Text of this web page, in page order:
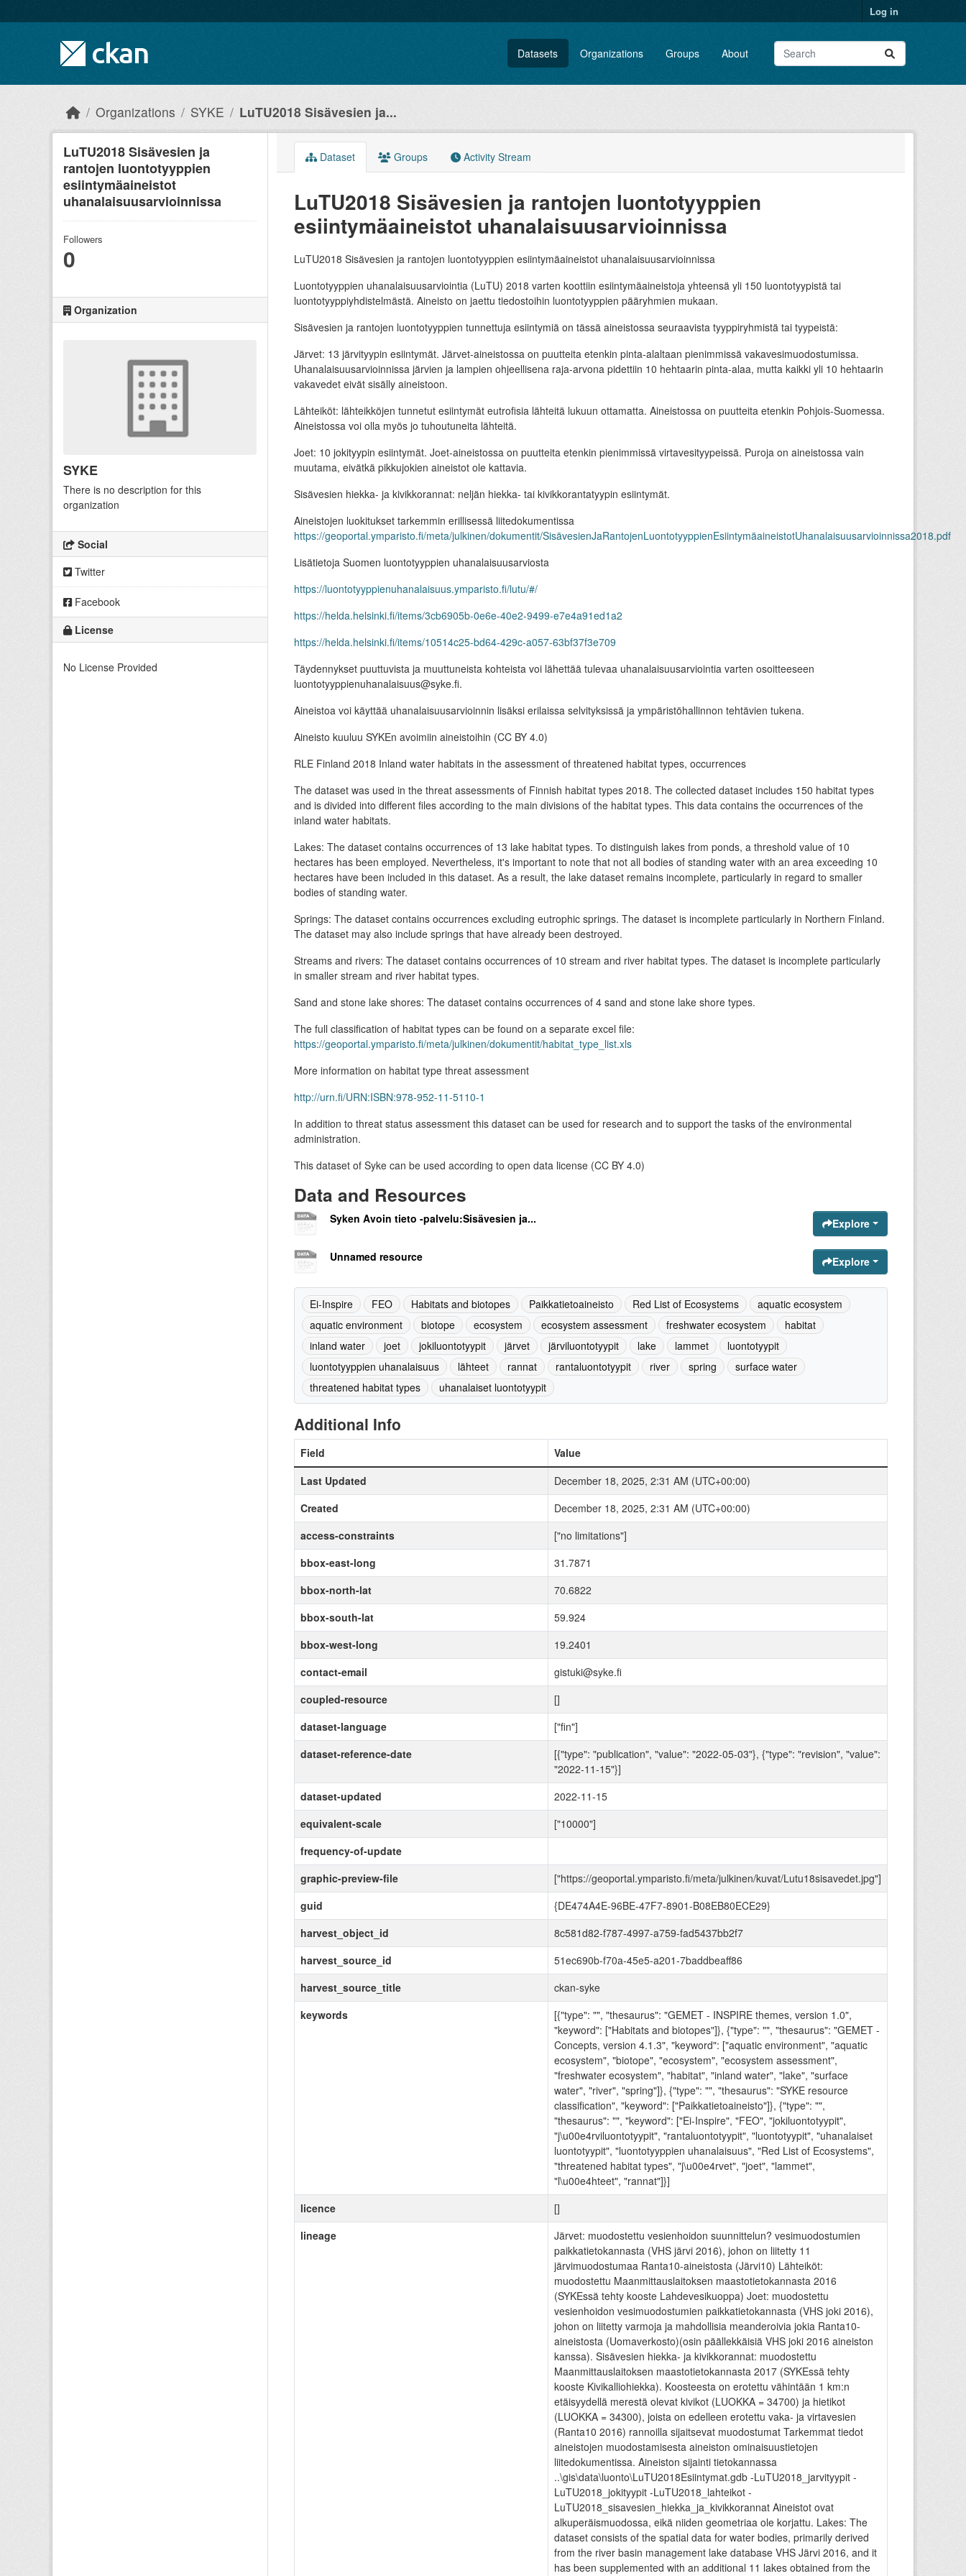
Log in
Datasets Organizations Groups About
Organizations SYKE LuTU2018 Sisävesien ja...
LuTU2018 Sisävesien ja
rantojen luontotyyppien
esiintymäaineistot
uhanalaisuusarvioinnissa
Followers
0
Organization
SYKE
There is no description for this
organization
Social
Twitter
Facebook
License
No License Provided
Dataset Groups Activity Stream
LuTU2018 Sisävesien ja rantojen luontotyyppien
esiintymäaineistot uhanalaisuusarvioinnissa
LuTU2018 Sisävesien ja rantojen luontotyyppien esiintymäaineistot uhanalaisuusarvioinnissa
Luontotyyppien uhanalaisuusarviointia (LuTU) 2018 varten koottiin esiintymäaineistoja yhteensä yli 150 luontotyypistä tai
luontotyyppiyhdistelmästä. Aineisto on jaettu tiedostoihin luontotyyppien pääryhmien mukaan.
Sisävesien ja rantojen luontotyyppien tunnettuja esiintymiä on tässä aineistossa seuraavista tyyppiryhmistä tai tyypeistä:
Järvet: 13 järvityypin esiintymät. Järvet-aineistossa on puutteita etenkin pinta-alaltaan pienimmissä vakavesimuodostumissa.
Uhanalaisuusarvioinnissa järvien ja lampien ohjeellisena raja-arvona pidettiin 10 hehtaarin pinta-alaa, mutta kaikki yli 10 hehtaarin
vakavedet eivät sisälly aineistoon.
Lähteiköt: lähteikköjen tunnetut esiintymät eutrofisia lähteitä lukuun ottamatta. Aineistossa on puutteita etenkin Pohjois-Suomessa.
Aineistossa voi olla myös jo tuhoutuneita lähteitä.
Joet: 10 jokityypin esiintymät. Joet-aineistossa on puutteita etenkin pienimmissä virtavesityypeissä. Puroja on aineistossa vain
muutama, eivätkä pikkujokien aineistot ole kattavia.
Sisävesien hiekka- ja kivikkorannat: neljän hiekka- tai kivikkorantatyypin esiintymät.
Aineistojen luokitukset tarkemmin erillisessä liitedokumentissa
https://geoportal.ymparisto.fi/meta/julkinen/dokumentit/SisävesienJaRantojenLuontotyyppienEsiintymäaineistotUhanalaisuusarvioinnissa2018.pdf
Lisätietoja Suomen luontotyyppien uhanalaisuusarviosta
https://luontotyyppienuhanalaisuus.ymparisto.fi/lutu/#/
https://helda.helsinki.fi/items/3cb6905b-0e6e-40e2-9499-e7e4a91ed1a2
https://helda.helsinki.fi/items/10514c25-bd64-429c-a057-63bf37f3e709
Täydennykset puuttuvista ja muuttuneista kohteista voi lähettää tulevaa uhanalaisuusarviointia varten osoitteeseen
luontotyyppienuhanalaisuus@syke.fi.
Aineistoa voi käyttää uhanalaisuusarvioinnin lisäksi erilaissa selvityksissä ja ympäristöhallinnon tehtävien tukena.
Aineisto kuuluu SYKEn avoimiin aineistoihin (CC BY 4.0)
RLE Finland 2018 Inland water habitats in the assessment of threatened habitat types, occurrences
The dataset was used in the threat assessments of Finnish habitat types 2018. The collected dataset includes 150 habitat types
and is divided into different files according to the main divisions of the habitat types. This data contains the occurrences of the
inland water habitats.
Lakes: The dataset contains occurrences of 13 lake habitat types. To distinguish lakes from ponds, a threshold value of 10
hectares has been employed. Nevertheless, it's important to note that not all bodies of standing water with an area exceeding 10
hectares have been included in this dataset. As a result, the lake dataset remains incomplete, particularly in regard to smaller
bodies of standing water.
Springs: The dataset contains occurrences excluding eutrophic springs. The dataset is incomplete particularly in Northern Finland.
The dataset may also include springs that have already been destroyed.
Streams and rivers: The dataset contains occurrences of 10 stream and river habitat types. The dataset is incomplete particularly
in smaller stream and river habitat types.
Sand and stone lake shores: The dataset contains occurrences of 4 sand and stone lake shore types.
The full classification of habitat types can be found on a separate excel file:
https://geoportal.ymparisto.fi/meta/julkinen/dokumentit/habitat_type_list.xls
More information on habitat type threat assessment
http://urn.fi/URN:ISBN:978-952-11-5110-1
In addition to threat status assessment this dataset can be used for research and to support the tasks of the environmental
administration.
This dataset of Syke can be used according to open data license (CC BY 4.0)
Data and Resources
Syken Avoin tieto -palvelu:Sisävesien ja... Explore
Unnamed resource Explore
Ei-Inspire FEO Habitats and biotopes Paikkatietoaineisto Red List of Ecosystems
aquatic ecosystem
aquatic environment
biotope ecosystem ecosystem assessment freshwater ecosystem
habitat
inland water
joet jokiluontotyypit järvet järviluontotyypit lake lammet
luontotyypit
luontotyyppien uhanalaisuus
lähteet rannat rantaluontotyypit river spring
surface water
threatened habitat types
uhanalaiset luontotyypit
Additional Info
Field
Value
Last Updated
December 18, 2025, 2:31 AM (UTC+00:00)
Created
December 18, 2025, 2:31 AM (UTC+00:00)
access-constraints
["no limitations"]
bbox-east-long
31.7871
bbox-north-lat
70.6822
bbox-south-lat
59.924
bbox-west-long
19.2401
contact-email
gistuki@syke.fi
coupled-resource
[]
dataset-language
["fin"]
dataset-reference-date
[{"type": "publication", "value": "2022-05-03"}, {"type": "revision", "value":
"2022-11-15"}]
dataset-updated
2022-11-15
equivalent-scale
["10000"]
frequency-of-update
graphic-preview-file
["https://geoportal.ymparisto.fi/meta/julkinen/kuvat/Lutu18sisavedet.jpg"]
guid
{DE474A4E-96BE-47F7-8901-B08EB80ECE29}
harvest_object_id
8c581d82-f787-4997-a759-fad5437bb2f7
harvest_source_id
51ec690b-f70a-45e5-a201-7baddbeaff86
harvest_source_title
ckan-syke
keywords
[{"type": "", "thesaurus": "GEMET - INSPIRE themes, version 1.0",
"keyword": ["Habitats and biotopes"]}, {"type": "", "thesaurus": "GEMET -
Concepts, version 4.1.3", "keyword": ["aquatic environment", "aquatic
ecosystem", "biotope", "ecosystem", "ecosystem assessment",
"freshwater ecosystem", "habitat", "inland water", "lake", "surface
water", "river", "spring"]}, {"type": "", "thesaurus": "SYKE resource
classification", "keyword": ["Paikkatietoaineisto"]}, {"type": "",
"thesaurus": "", "keyword": ["Ei-Inspire", "FEO", "jokiluontotyypit",
"j\u00e4rviluontotyypit", "rantaluontotyypit", "luontotyypit", "uhanalaiset
luontotyypit", "luontotyyppien uhanalaisuus", "Red List of Ecosystems",
"threatened habitat types", "j\u00e4rvet", "joet", "lammet",
"l\u00e4hteet", "rannat"]}]
licence
[]
lineage
Järvet: muodostettu vesienhoidon suunnittelun? vesimuodostumien
paikkatietokannasta (VHS järvi 2016), johon on liitetty 11
järvimuodostumaa Ranta10-aineistosta (Järvi10) Lähteiköt:
muodostettu Maanmittauslaitoksen maastotietokannasta 2016
(SYKEssä tehty kooste Lahdevesikuoppa) Joet: muodostettu
vesienhoidon vesimuodostumien paikkatietokannasta (VHS joki 2016),
johon on liitetty varmoja ja mahdollisia meanderoivia jokia Ranta10-
aineistosta (Uomaverkosto)(osin päällekkäisiä VHS joki 2016 aineiston
kanssa). Sisävesien hiekka- ja kivikkorannat: muodostettu
Maanmittauslaitoksen maastotietokannasta 2017 (SYKEssä tehty
kooste Kivikalliohiekka). Koosteesta on erotettu vähintään 1 km:n
etäisyydellä merestä olevat kivikot (LUOKKA = 34700) ja hietikot
(LUOKKA = 34300), joista on edelleen erotettu vaka- ja virtavesien
(Ranta10 2016) rannoilla sijaitsevat muodostumat Tarkemmat tiedot
aineistojen muodostamisesta aineiston ominaisuustietojen
liitedokumentissa. Aineiston sijainti tietokannassa
..\gis\data\luonto\LuTU2018Esiintymat.gdb -LuTU2018_jarvityypit -
LuTU2018_jokityypit -LuTU2018_lahteikot -
LuTU2018_sisavesien_hiekka_ja_kivikkorannat Aineistot ovat
alkuperäismuodossa, eikä niiden geometriaa ole korjattu. Lakes: The
dataset consists of the spatial data for water bodies, primarily derived
from the river basin management lake database VHS Järvi 2016, and it
has been supplemented with an additional 11 lakes obtained from the